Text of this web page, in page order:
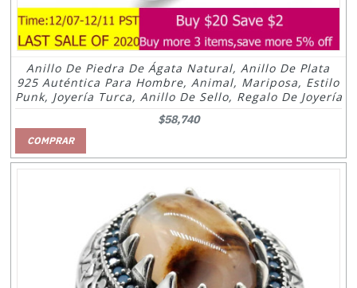
Anillo De Piedra De Ágata Natural, Anillo De Plata
925 Auténtica Para Hombre, Animal, Mariposa, Estilo
Punk, Joyería Turca, Anillo De Sello, Regalo De Joyería
$58,740
COMPRAR